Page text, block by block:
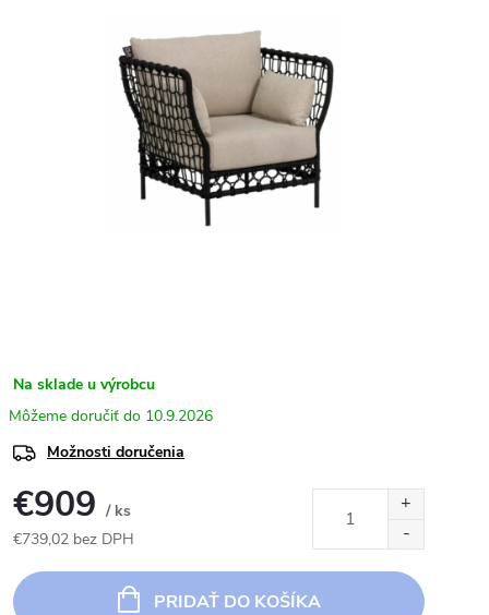
Na sklade u výrobcu
10.9.2026
Možnosti doručenia
€909 / ks
€739,02 bez DPH
cena:
PRIDAŤ DO KOŠÍKA